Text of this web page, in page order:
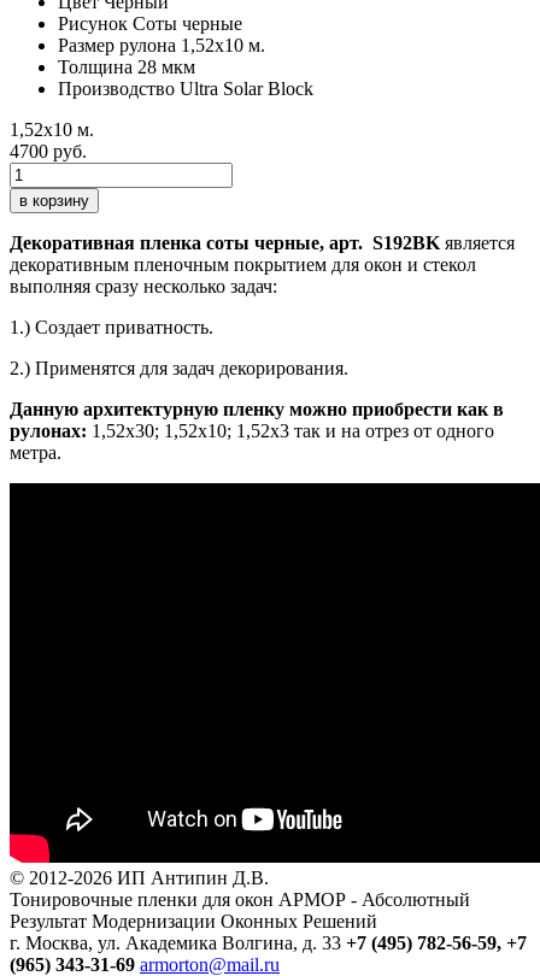
Рисунок Соты черные
Размер рулона 1,52х10 м.
Толщина 28 мкм
Производство Ultra Solar Block
1,52х10 м.
4700 руб.
в корзину
Декоративная пленка соты черные, арт. S192BK является
декоративным пленочным покрытием для окон и стекол
выполняя сразу несколько задач:
1.) Создает приватность.
2.) Применятся для задач декорирования.
Данную архитектурную пленку можно приобрести как в
рулонах: 1,52х30; 1,52х10; 1,52x3 так и на отрез от одного
метра.
© 2012-2026 ИП Антипин Д.В.
Тонировочные пленки для окон АРМОР - Абсолютный
Результат Модернизации Оконных Решений
г. Москва, ул. Академика Волгина, д. 33 +7 (495) 782-56-59, +7
(965) 343-31-69 armorton@mail.ru